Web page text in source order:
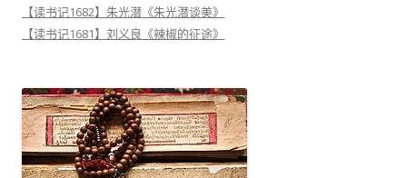
【读书记1682】朱光潜《朱光潜谈美》
【读书记1681】刘义良《辣椒的征途》